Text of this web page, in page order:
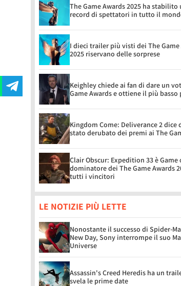
The Game Awards 2025 ha stabilito
record di spettatori in tutto il
I dieci trailer più visti dei The Game
2025 riservano delle sorprese
Keighley chiede ai fan di dare un
Game Awards e ottiene il più basso
Kingdom Come: Deliverance 2 dice
stato derubato dei premi ai The
Clair Obscur: Expedition 33 è Game
dominatore dei The Game Awards
tutti i vincitori
LE NOTIZIE PIÙ LETTE
Nonostante il successo di Spider-
New Day, Sony interrompe il suo
Universe
Assassin's Creed Heredis ha un
svela le prime date